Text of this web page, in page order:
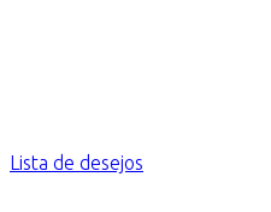
Lista de desejos